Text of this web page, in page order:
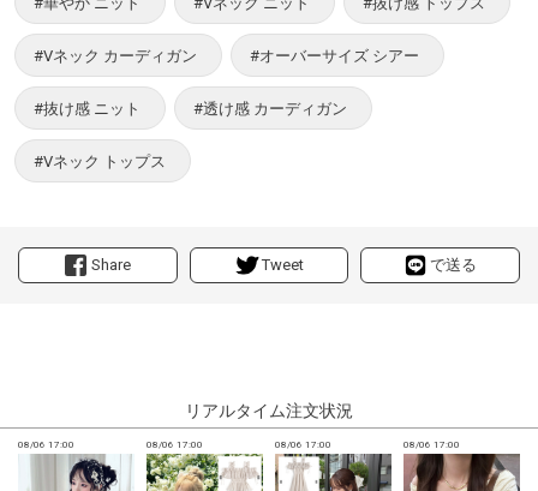
Share Tweet で送る
#Vネック カーディガン #オーバーサイズ シアー
#抜け感 ニット #透け感 カーディガン
#Vネック トップス
リアルタイム注文状況
08/06 17:00 08/06 17:00 08/06 17:00 08/06 17:00